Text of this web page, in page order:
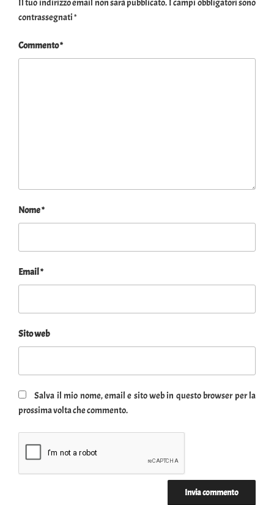
Il tuo indirizzo email non sarà pubblicato. I campi obbligatori sono
contrassegnati*
Commento*
Nome*
Email*
Sito web
Salva il mio nome, email e sito web in questo browser per la
prossima volta che commento.